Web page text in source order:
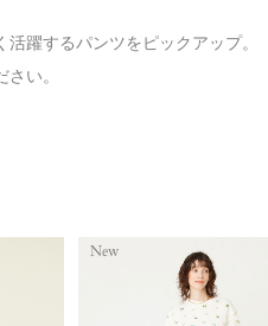
躍するパンツをピックアップ。
い。
New